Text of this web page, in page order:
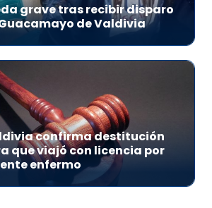
grave tras recibir disparo
de Valdivia
confirma destitución
que viajó con licencia por
enfermo